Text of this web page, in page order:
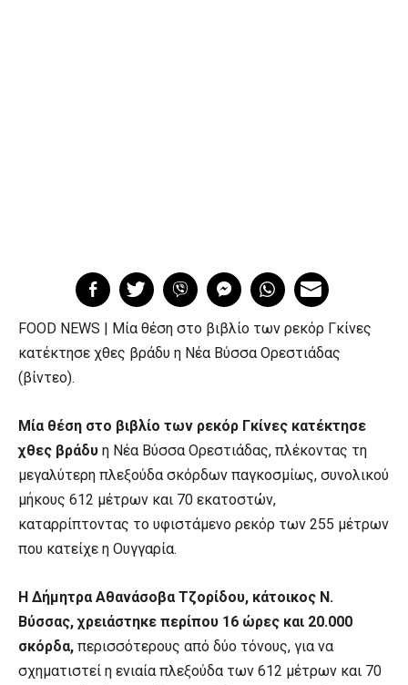
FOOD NEWS | Μία θέση στο βιβλίο των ρεκόρ Γκίνες
κατέκτησε χθες βράδυ η Νέα Βύσσα Ορεστιάδας
(βίντεο).
Μία θέση στο βιβλίο των ρεκόρ Γκίνες κατέκτησε
χθες βράδυ η Νέα Βύσσα Ορεστιάδας, πλέκοντας τη
μεγαλύτερη πλεξούδα σκόρδων παγκοσμίως, συνολικού
μήκους 612 μέτρων και 70 εκατοστών,
καταρρίπτοντας το υφιστάμενο ρεκόρ των 255 μέτρων
που κατείχε η Ουγγαρία.
Η Δήμητρα Αθανάσοβα Τζορίδου, κάτοικος Ν.
Βύσσας, χρειάστηκε περίπου 16 ώρες και 20.000
σκόρδα, περισσότερους από δύο τόνους, για να
σχηματιστεί η ενιαία πλεξούδα των 612 μέτρων και 70